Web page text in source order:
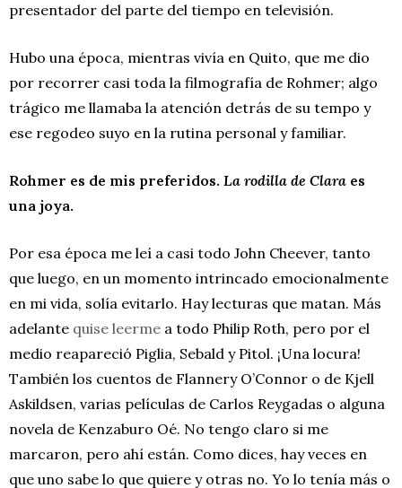
presentador del parte del tiempo en televisión.
Hubo una época, mientras vivía en Quito, que me dio
por recorrer casi toda la filmografía de Rohmer; algo
trágico me llamaba la atención detrás de su tempo y
ese regodeo suyo en la rutina personal y familiar.
Rohmer es de mis preferidos. La rodilla de Clara es
una joya.
Por esa época me leí a casi todo John Cheever, tanto
que luego, en un momento intrincado emocionalmente
en mi vida, solía evitarlo. Hay lecturas que matan. Más
adelante quise leerme a todo Philip Roth, pero por el
medio reapareció Piglia, Sebald y Pitol. ¡Una locura!
También los cuentos de Flannery O’Connor o de Kjell
Askildsen, varias películas de Carlos Reygadas o alguna
novela de Kenzaburo Oé. No tengo claro si me
marcaron, pero ahí están. Como dices, hay veces en
que uno sabe lo que quiere y otras no. Yo lo tenía más o